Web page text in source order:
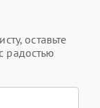
оставьте
радостью